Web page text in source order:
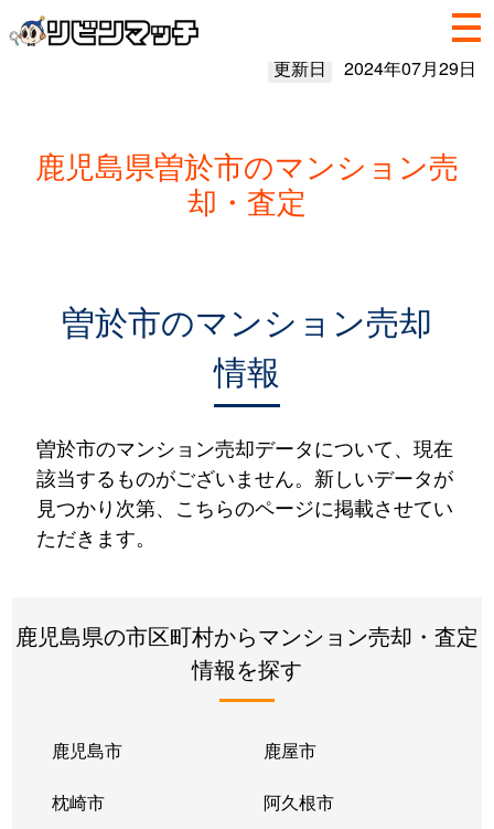
更新日 2024年07月29日
鹿児島県曽於市のマンション売
却・査定
曽於市のマンション売却
情報
曽於市のマンション売却データについて、現在
該当するものがございません。新しいデータが
見つかり次第、こちらのページに掲載させてい
ただきます。
鹿児島県の市区町村からマンション売却・査定
情報を探す
鹿児島市 鹿屋市
枕崎市 阿久根市